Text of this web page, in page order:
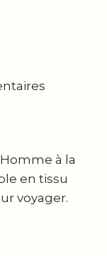
à la
en tissu
voyager.